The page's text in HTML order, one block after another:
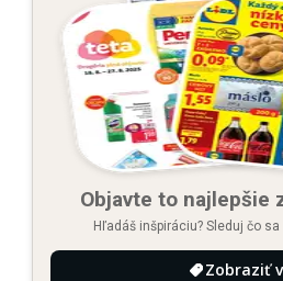
Objavte to najlepšie
Hľadáš inšpiráciu? Sleduj čo
Zobraziť